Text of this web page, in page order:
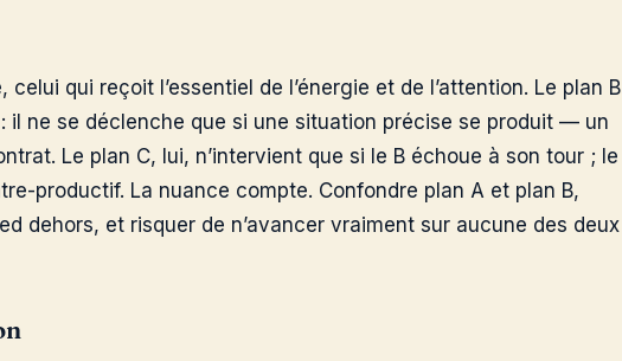
qui reçoit l’essentiel de l’énergie et de l’attention. Le plan B
il ne se déclenche que si une situation précise se produit — un
Le plan C, lui, n’intervient que si le B échoue à son tour ; le
productif. La nuance compte. Confondre plan A et plan B,
dehors, et risquer de n’avancer vraiment sur aucune des deux